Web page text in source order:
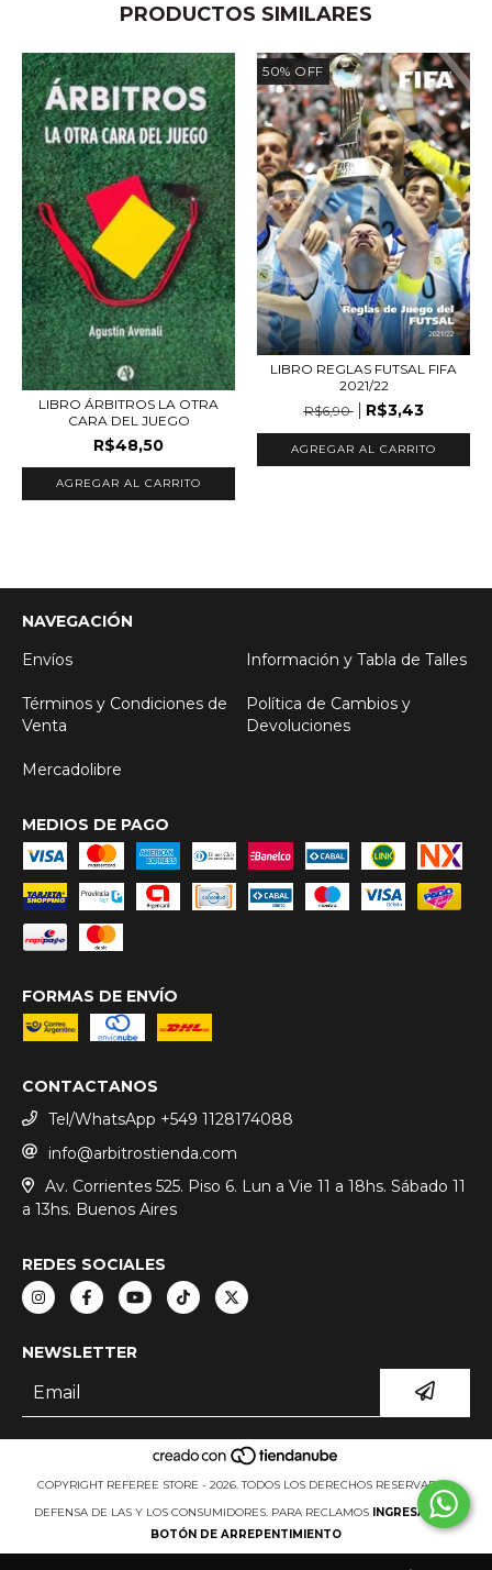
PRODUCTOS SIMILARES
LIBRO ÁRBITROS LA OTRA
CARA DEL JUEGO
R$48,50
50% OFF
LIBRO REGLAS FUTSAL FIFA
2021/22
R$6,90
R$3,43
NAVEGACIÓN
Envíos
Información y Tabla de Talles
Términos y Condiciones de
Venta
Política de Cambios y
Devoluciones
Mercadolibre
MEDIOS DE PAGO
FORMAS DE ENVÍO
CONTACTANOS
Tel/WhatsApp +549 1128174088
info@arbitrostienda.com
Av. Corrientes 525. Piso 6. Lun a Vie 11 a 18hs. Sábado 11
a 13hs. Buenos Aires
REDES SOCIALES
NEWSLETTER
COPYRIGHT REFEREE STORE - 2026. TODOS LOS DERECHOS RESERVADOS.
DEFENSA DE LAS Y LOS CONSUMIDORES. PARA RECLAMOS INGRESÁ ACÁ.
BOTÓN DE ARREPENTIMIENTO